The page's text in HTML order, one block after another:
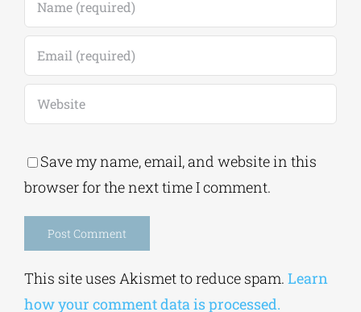
Save my name, email, and website in this
Alternative:
This site uses Akismet to reduce spam.